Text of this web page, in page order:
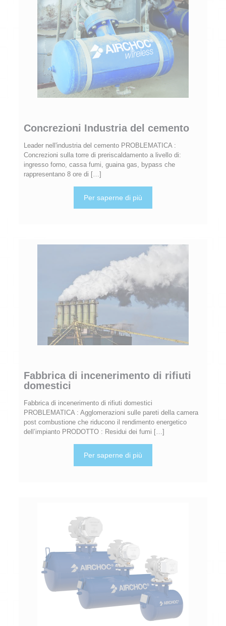
Concrezioni Industria del cemento
Leader nell'industria del cemento PROBLEMATICA :
Concrezioni sulla torre di preriscaldamento a livello di:
ingresso forno, cassa fumi, guaina gas, bypass che
rappresentano 8 ore di […]
Per saperne di più
Fabbrica di incenerimento di rifiuti
domestici
Fabbrica di incenerimento di rifiuti domestici
PROBLEMATICA : Agglomerazioni sulle pareti della camera
post combustione che riducono il rendimento energetico
dell’impianto PRODOTTO : Residui dei fumi […]
Per saperne di più